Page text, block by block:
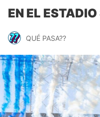
EN EL
QUÉ PASA??